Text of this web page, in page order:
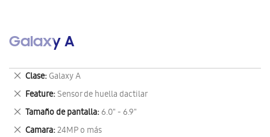
Galaxy A
Clase Galaxy A
Eliminar
este
artículo
Feature Sensor de huella dactilar
Eliminar
este
artículo
Tamaño de pantalla 6.0" - 6.9"
Eliminar
este
Camara 24MP o más
Eliminar